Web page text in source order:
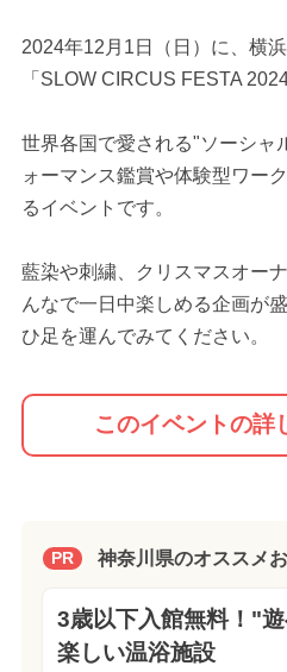
2024年12月1日（日）に、横
「SLOW CIRCUS FESTA
世界各国で愛される"ソーシャ
ォーマンス鑑賞や体験型ワー
るイベントです。
藍染や刺繍、クリスマスオー
んなで一日中楽しめる企画が
ひ足を運んでみてください。
このイベントの詳
PR 神奈川県のオススメ
3歳以下入館無料！"
楽しい温浴施設